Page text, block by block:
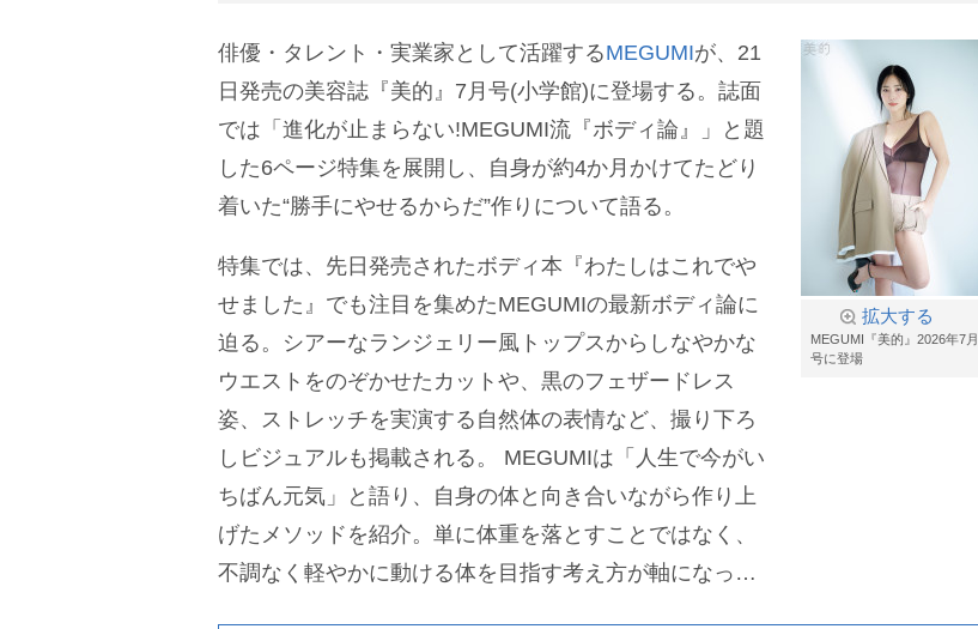
拡大する
MEGUMI『美的』2026年7月
号に登場
俳優・タレント・実業家として活躍するMEGUMIが、21
日発売の美容誌『美的』7月号(小学館)に登場する。誌面
では「進化が止まらない!MEGUMI流『ボディ論』」と題
した6ページ特集を展開し、自身が約4か月かけてたどり
着いた“勝手にやせるからだ”作りについて語る。
特集では、先日発売されたボディ本『わたしはこれで
せました』でも注目を集めたMEGUMIの最新ボディ論に
迫る。シアーなランジェリー風トップスからしなやかな
ウエストをのぞかせたカットや、黒のフェザードレス
姿、ストレッチを実演する自然体の表情など、撮り下ろ
しビジュアルも掲載される。
MEGUMIは「人生で今がい
ちばん元気」と語り、自身の体と向き合いながら作り上
げたメソッドを紹介。単に体重を落とすことではなく、
不調なく軽やかに動ける体を目指す考え方が軸になって